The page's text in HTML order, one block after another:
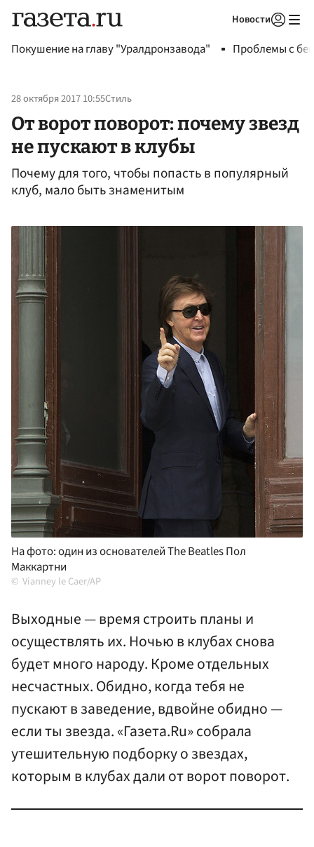
Новости
Покушение на главу "Уралдронзавода" Проблемы с
28 октября 2017 10:55Стиль
От ворот поворот: почему звезд
не пускают в клубы
Почему для того, чтобы попасть в популярный
клуб, мало быть знаменитым
На фото: один из основателей The Beatles Пол
Маккартни
Vianney le Caer/AP
Выходные — время строить планы и
осуществлять их. Ночью в клубах снова
будет много народу. Кроме отдельных
несчастных. Обидно, когда тебя не
пускают в заведение, вдвойне обидно —
если ты звезда. «Газета.Ru» собрала
утешительную подборку о звездах,
которым в клубах дали от ворот поворот.